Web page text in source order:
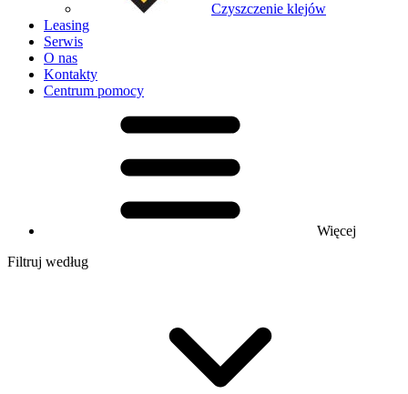
Czyszczenie klejów
Leasing
Serwis
O nas
Kontakty
Centrum pomocy
Więcej
Filtruj według